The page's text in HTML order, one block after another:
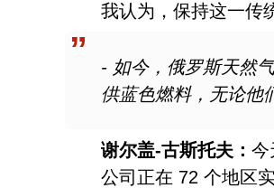
我认为，保持这一传
- 如今，俄罗斯天然
供蓝色燃料，无论他
谢尔盖-古斯托夫： 今
公司正在 72 个地区